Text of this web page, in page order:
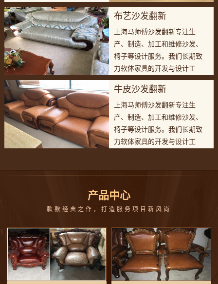
作，有专业的设计团队和完善
生产团队。
布艺沙发翻新
上海马师傅沙发翻新专注生
产、制造、加工和维修沙发、
椅子等设计服务。我们长期致
力软体家具的开发与设计工
作，有专业的设计团队和完善
生产团队。
牛皮沙发翻新
上海马师傅沙发翻新专注生
产、制造、加工和维修沙发、
椅子等设计服务。我们长期致
力软体家具的开发与设计工
产品中心
款款经典之作，打造服务项目新风尚